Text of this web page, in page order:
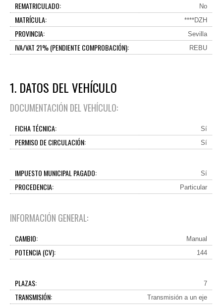
REMATRICULADO: No
MATRÍCULA: ****DZH
PROVINCIA: Sevilla
IVA/VAT 21% (PENDIENTE COMPROBACIÓN): REBU
1. DATOS DEL VEHÍCULO
DOCUMENTACIÓN DEL VEHÍCULO:
FICHA TÉCNICA: Sí
PERMISO DE CIRCULACIÓN: Sí
IMPUESTO MUNICIPAL PAGADO: Sí
PROCEDENCIA: Particular
INFORMACIÓN GENERAL:
CAMBIO: Manual
POTENCIA (CV): 144
PLAZAS: 7
TRANSMISIÓN: Transmisión a un eje